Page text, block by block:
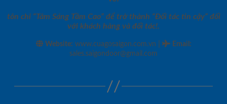
tôn chỉ “Tâm Sáng Tầm Cao” để trở thành “Đối tác tin cậy” đối
với khách hàng và đối tác!.
Website: www.cuagosaigon.com.vn Email :
sales.saigondoor@gmail.com